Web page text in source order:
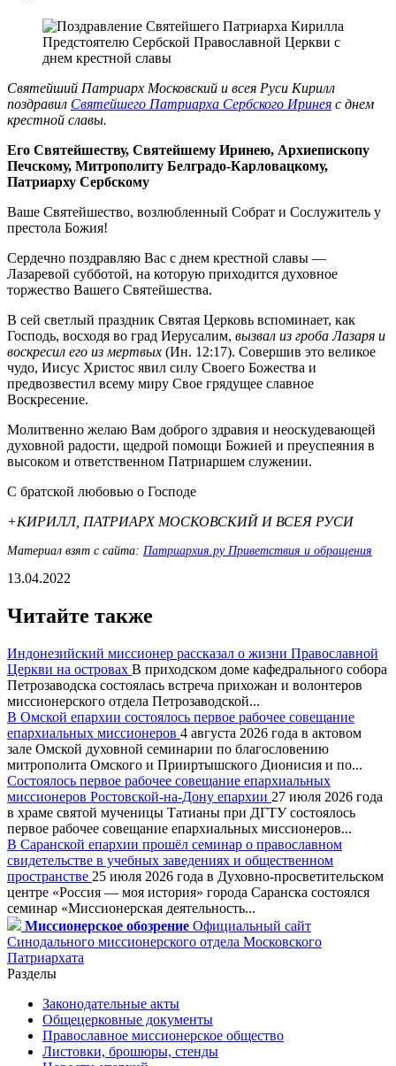
Святейший Патриарх Московский и всея Руси Кирилл
поздравил Святейшего Патриарха Сербского Иринея с днем
крестной славы.
Его Святейшеству, Святейшему Иринею, Архиепископу
Печскому, Митрополиту Белградо-Карловацкому,
Патриарху Сербскому
Ваше Святейшество, возлюбленный Собрат и Сослужитель у
престола Божия!
Сердечно поздравляю Вас с днем крестной славы —
Лазаревой субботой, на которую приходится духовное
торжество Вашего Святейшества.
В сей светлый праздник Святая Церковь вспоминает, как
Господь, восходя во град Иерусалим, вызвал из гроба Лазаря и
воскресил его из мертвых (Ин. 12:17). Совершив это великое
чудо, Иисус Христос явил силу Своего Божества и
предвозвестил всему миру Свое грядущее славное
Воскресение.
Молитвенно желаю Вам доброго здравия и неоскудевающей
духовной радости, щедрой помощи Божией и преуспеяния в
высоком и ответственном Патриаршем служении.
С братской любовью о Господе
+КИРИЛЛ, ПАТРИАРХ МОСКОВСКИЙ И ВСЕЯ РУСИ
Материал взят с сайта: Патриархия.ру Приветствия и обращения
13.04.2022
Читайте также
Индонезийский миссионер рассказал о жизни Православной
Церкви на островах В приходском доме кафедрального собора
Петрозаводска состоялась встреча прихожан и волонтеров
миссионерского отдела Петрозаводской...
В Омской епархии состоялось первое рабочее совещание
епархиальных миссионеров 4 августа 2026 года в актовом
зале Омской духовной семинарии по благословению
митрополита Омского и Прииртышского Дионисия и по...
Состоялось первое рабочее совещание епархиальных
миссионеров Ростовской-на-Дону епархии 27 июля 2026 года
в храме святой мученицы Татианы при ДГТУ состоялось
первое рабочее совещание епархиальных миссионеров...
В Саранской епархии прошёл семинар о православном
свидетельстве в учебных заведениях и общественном
пространстве 25 июля 2026 года в Духовно-просветительском
центре «Россия — моя история» города Саранска состоялся
семинар «Миссионерская деятельность...
Миссионерское обозрение Официальный сайт
Синодального миссионерского отдела Московского
Патриархата
Разделы
Законодательные акты
Общецерковные документы
Православное миссионерское общество
Листовки, брошюры, стенды